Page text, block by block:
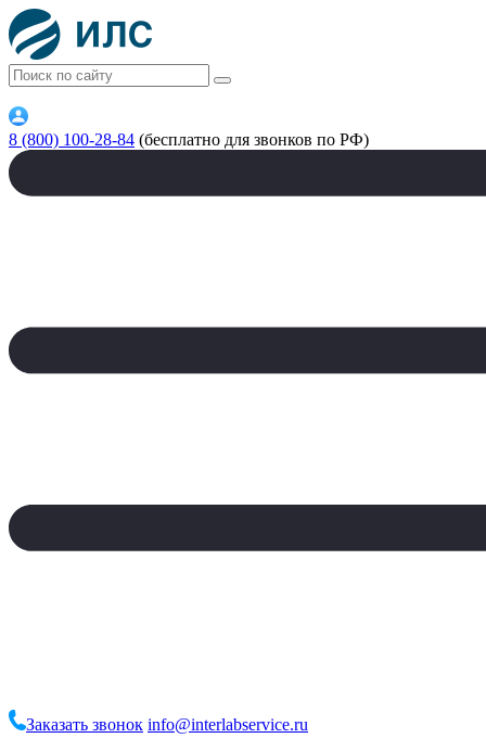
8 (800) 100-28-84 (бесплатно для звонков по РФ)
Заказать звонок info@interlabservice.ru